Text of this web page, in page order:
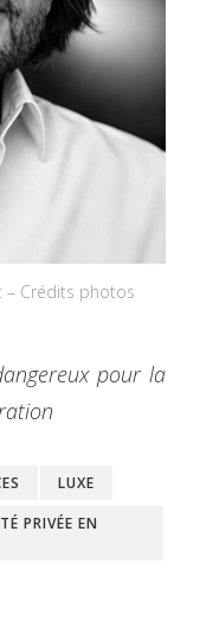
– Crédits photos
pour la
LUXE
PRIVÉE EN